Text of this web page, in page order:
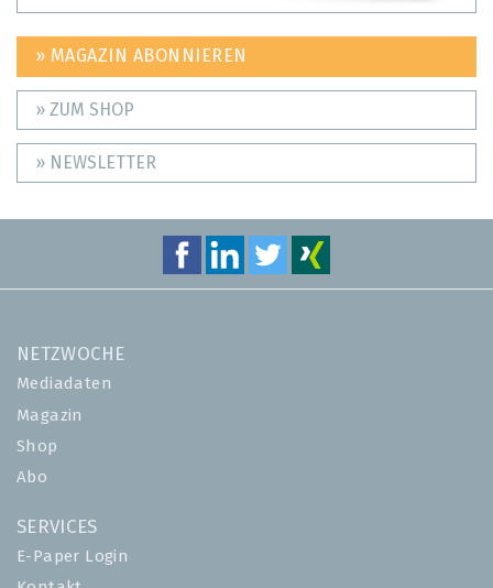
» MAGAZIN ABONNIEREN
» ZUM SHOP
» NEWSLETTER
NETZWOCHE
Mediadaten
Magazin
Shop
Abo
SERVICES
E-Paper Login